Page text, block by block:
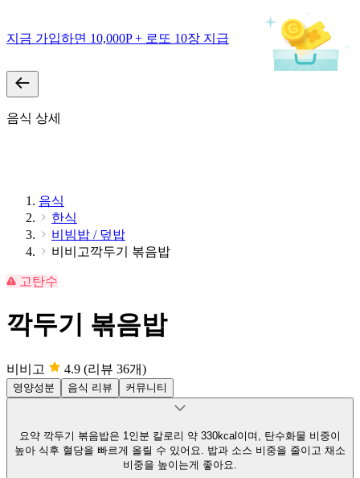
지금 가입하면 10,000P + 로또 10장 지급
음식 상세
음식
한식
비빔밥 / 덮밥
비비고깍두기 볶음밥
고탄수
깍두기 볶음밥
비비고 4.9 (리뷰 36개)
영양성분 음식 리뷰 커뮤니티
요약 깍두기 볶음밥은 1인분 칼로리 약 330kcal이며, 탄수화물 비중이
높아 식후 혈당을 빠르게 올릴 수 있어요. 밥과 소스 비중을 줄이고 채소
비중을 높이는게 좋아요.